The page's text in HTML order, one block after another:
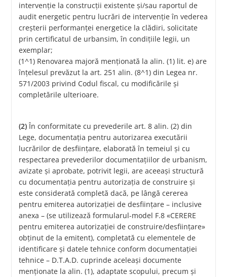
intervenţie la construcţii existente şi/sau raportul de
audit energetic pentru lucrări de intervenţie în vederea
creşterii performanţei energetice la clădiri, solicitate
prin certificatul de urbansim, în condiţiile legii, un
exemplar;
(1^1) Renovarea majoră menţionată la alin. (1) lit. e) are
înţelesul prevăzut la art. 251 alin. (8^1) din Legea nr.
571/2003 privind Codul fiscal, cu modificările şi
completările ulterioare.
(2) În conformitate cu prevederile art. 8 alin. (2) din
Lege, documentaţia pentru autorizarea executării
lucrărilor de desfiinţare, elaborată în temeiul şi cu
respectarea prevederilor documentaţiilor de urbanism,
avizate şi aprobate, potrivit legii, are aceeaşi structură
cu documentaţia pentru autorizaţia de construire şi
este considerată completă dacă, pe lângă cererea
pentru emiterea autorizaţiei de desfiinţare – inclusive
anexa – (se utilizează formularul-model F.8 «CERERE
pentru emiterea autorizaţiei de construire/desfiinţare»
obţinut de la emitent), completată cu elementele de
identificare şi datele tehnice conform documentaţiei
tehnice – D.T.A.D. cuprinde aceleaşi documente
menţionate la alin. (1), adaptate scopului, precum şi